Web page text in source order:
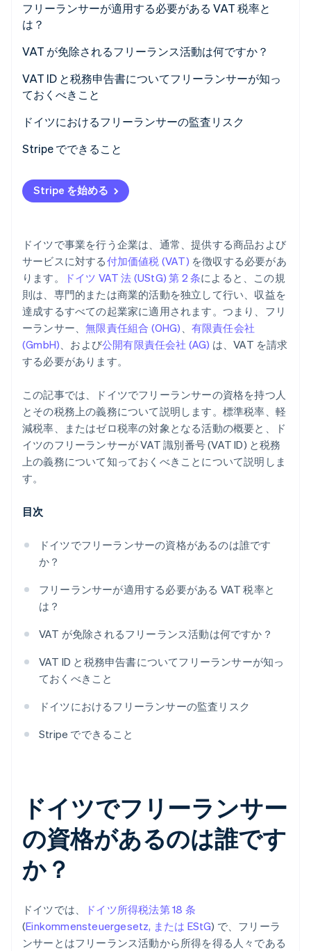
Stripe Sessions 2026
ご覧ください。
こちらをご覧ください
医療専門職
法務および金融の専門職
技術的および創造的な職業
フリーランサーの税務義務
フリーランサーが適用する必要がある VAT 税率と
は？
VAT が免除されるフリーランス活動は何ですか？
医療における VAT 免除
教授および教育活動に対する VAT 免除
VAT ID と税務申告書についてフリーランサーが知っ
ておくべきこと
ドイツにおけるフリーランサーの監査リスク
小規模事業者ステータスのしきい値を超える
間違った VAT 率を適用する
誤った請求書発行
Stripe でできること
Stripe を始める
ドイツで事業を行う企業は、通常、提供する商品および
サービスに対する付加価値税 (VAT) を徴収する必要があ
ります。
ドイツ VAT 法 (UStG) 第 2 条によると、この規
則は、専門的または商業的活動を独立して行い、収益を
達成するすべての起業家に適用されます。つまり、フリ
ーランサー、無限責任組合 (OHG) 、 有限責任会社
(GmbH)、および公開有限責任会社 (AG) は、VAT を請求
する必要があります。
この記事では、ドイツでフリーランサーの資格を持つ人
とその税務上の義務について説明します。標準税率、軽
減税率、またはゼロ税率の対象となる活動の概要と、ド
イツのフリーランサーが VAT 識別番号 (VAT ID) と税務
上の義務について知っておくべきことについて説明しま
す。
目次
ドイツでフリーランサーの資格があるのは誰です
か？
フリーランサーが適用する必要がある VAT 税率と
は？
VAT が免除されるフリーランス活動は何ですか？
VAT ID と税務申告書についてフリーランサーが知っ
ておくべきこと
ドイツにおけるフリーランサーの監査リスク
Stripe でできること
ドイツでフリーランサー
の資格があるのは誰です
か？
ドイツでは、
ドイツ所得税法第 18 条
(Einkommensteuergesetz, または EStG) で、フリーラ
ンサーとはフリーランス活動から所得を得る人々である